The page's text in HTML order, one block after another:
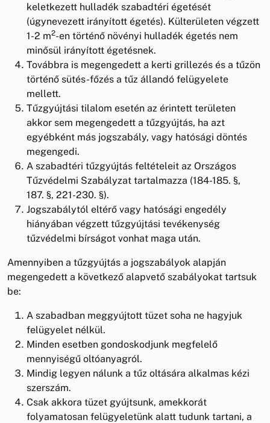
keletkezett hulladék szabadtéri égetését
(úgynevezett irányított égetés). Külterületen végzett
1-2 m2-en történő növényi hulladék égetés nem
minősül irányított égetésnek.
Továbbra is megengedett a kerti grillezés és a tűzön
történő sütés-főzés a tűz állandó felügyelete
mellett.
Tűzgyújtási tilalom esetén az érintett területen
akkor sem megengedett a tűzgyújtás, ha azt
egyébként más jogszabály, vagy hatósági döntés
megengedi.
A szabadtéri tűzgyújtás feltételeit az Országos
Tűzvédelmi Szabályzat tartalmazza (184-185. §,
187. §, 221-230. §).
Jogszabálytól eltérő vagy hatósági engedély
hiányában végzett tűzgyújtási tevékenység
tűzvédelmi bírságot vonhat maga után.
Amennyiben a tűzgyújtás a jogszabályok alapján
megengedett a következő alapvető szabályokat tartsuk
be:
A szabadban meggyújtott tüzet soha ne hagyjuk
felügyelet nélkül.
Minden esetben gondoskodjunk megfelelő
mennyiségű oltóanyagról.
Mindig legyen nálunk a tűz oltására alkalmas kézi
szerszám.
Csak akkora tüzet gyújtsunk, amekkorát
folyamatosan felügyeletünk alatt tudunk tartani, a